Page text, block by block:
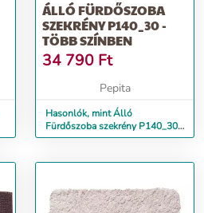
ÁLLÓ FÜRDŐSZOBA
SZEKRÉNY P140_30 -
TÖBB SZÍNBEN
34 790 Ft
Pepita
Hasonlók, mint Álló
Fürdőszoba szekrény P140_30 -
Több színben